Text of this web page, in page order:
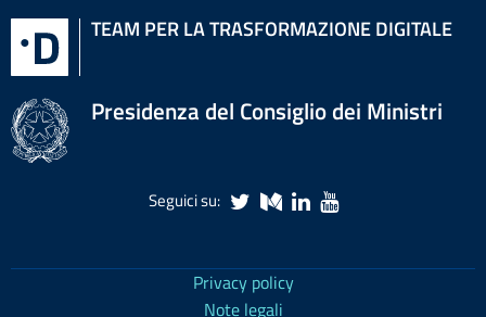
del
contenuto
TEAM PER LA TRASFORMAZIONE DIGITALE
Presidenza del Consiglio dei Ministri
Seguici su:
Privacy policy
Note legali